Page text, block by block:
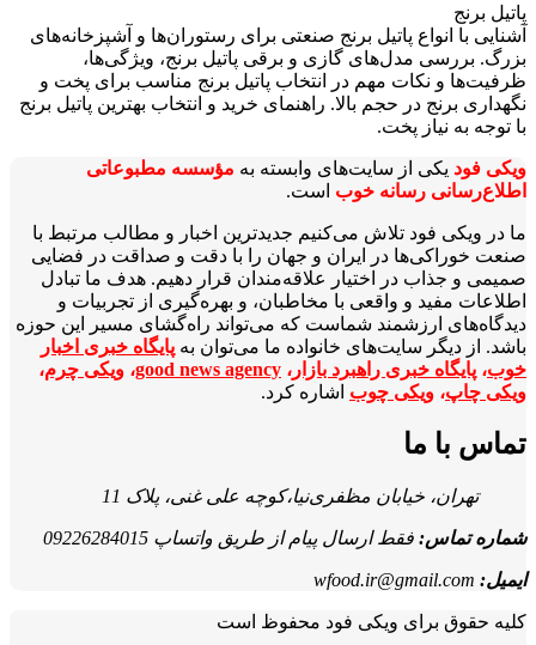
پاتیل برنج
آشنایی با انواع پاتیل برنج صنعتی برای رستوران‌ها و آشپزخانه‌های
بزرگ. بررسی مدل‌های گازی و برقی پاتیل برنج، ویژگی‌ها،
ظرفیت‌ها و نکات مهم در انتخاب پاتیل برنج مناسب برای پخت و
نگهداری برنج در حجم بالا. راهنمای خرید و انتخاب بهترین پاتیل برنج
با توجه به نیاز پخت.
ویکی‌ فود یکی از سایت‌های وابسته به مؤسسه مطبوعاتی
اطلاع‌رسانی رسانه خوب است.
ما در ویکی‌ فود تلاش می‌کنیم جدیدترین اخبار و مطالب مرتبط با
صنعت خوراکی‌ها در ایران و جهان را با دقت و صداقت در فضایی
صمیمی و جذاب در اختیار علاقه‌مندان قرار دهیم. هدف ما تبادل
اطلاعات مفید و واقعی با مخاطبان، و بهره‌گیری از تجربیات و
دیدگاه‌های ارزشمند شماست که می‌تواند راه‌گشای مسیر این حوزه
باشد. از دیگر سایت‌های خانواده ما می‌توان به پایگاه خبری اخبار
خوب، پایگاه خبری راهبرد بازار ، good news agency، ویکی چرم،
ویکی چاپ، ویکی چوب اشاره کرد.
تماس با ما
تهران، خیابان مظفری‌نیا،کوچه علی غنی، پلاک 11
شماره تماس: فقط ارسال پیام از طریق واتساپ 09226284015
ایمیل: wfood.ir@gmail.com
کلیه حقوق برای ویکی فود محفوظ است